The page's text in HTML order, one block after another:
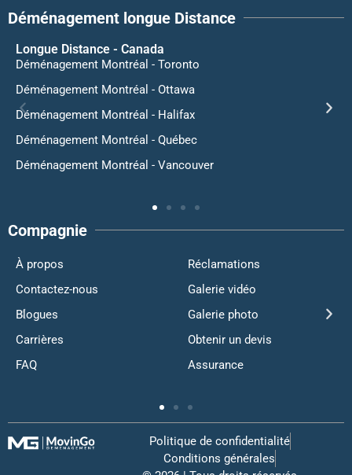
Déménagement longue Distance
Longue Distance - Canada
Déménagement Montréal - Toronto
Déménagement Montréal - Ottawa
Déménagement Montréal - Halifax
Déménagement Montréal - Québec
Déménagement Montréal - Vancouver
Compagnie
À propos
Contactez-nous
Blogues
Carrières
FAQ
Réclamations
Galerie vidéo
Galerie photo
Obtenir un devis
Assurance
Politique de confidentialité
Conditions générales